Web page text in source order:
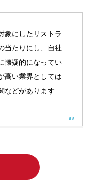
象にしたリストラ
当たりにし、自社
懐疑的になってい
高い業界としては
などがあります